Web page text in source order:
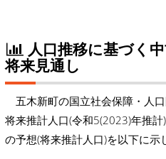
人口推移に基づく
将来見通し
五木新町の国立社会保障・人
将来推計人口(令和5(2023)年推
の予想(将来推計人口)を以下に示